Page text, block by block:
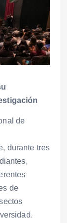
de
durante tres
de